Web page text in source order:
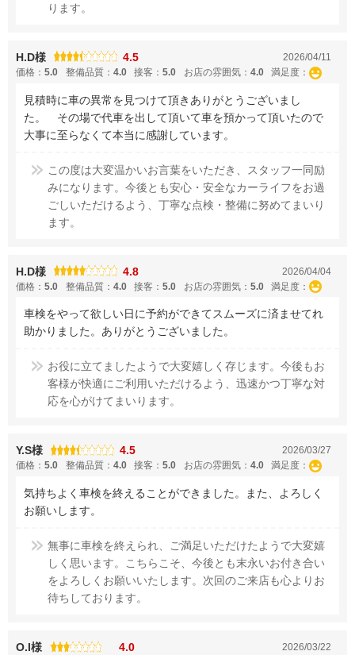
ります。
H.D様 4.5
2026/04/11
価格： 5.0 整備品質： 4.0 接客：5.0 お店の雰囲気： 4.0 満足度：
見積時に車の異常を見つけて頂きありがとうございまし
た。 その場で代車を出して頂いて車を預かって頂いたので
大事に至らなくて本当に感謝しています。
この度は大変温かいお言葉をいただき、スタッフ一同励
みになります。今後とも安心・安全なカーライフをお過
ごしいただけるよう、丁寧な点検・整備に努めてまいり
ます。
H.D様 4.8
2026/04/04
価格： 5.0 整備品質： 4.0 接客：5.0 お店の雰囲気： 5.0 満足度：
車検をやって欲しい日に予約ができてスムーズに済ませてれ
助かりました。ありがとうございました。
お役に立てましたようで大変嬉しく存じます。今後もお
客様が快適にご利用いただけるよう、迅速かつ丁寧な対
応を心がけてまいります。
Y.S様 4.5
2026/03/27
価格： 5.0 整備品質： 4.0 接客：5.0 お店の雰囲気： 4.0 満足度：
気持ちよく車検を終えることができました。また、よろしく
お願いします。
無事に車検を終えられ、ご満足いただけたようで大変嬉
しく思います。こちらこそ、今後とも末永いお付き合い
をよろしくお願いいたします。次回のご来店も心よりお
待ちしております。
O.I様 4.0 2026/03/22